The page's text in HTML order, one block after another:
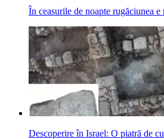
În ceasurile de noapte rugăciunea e
Descoperire în Israel: O piatră de